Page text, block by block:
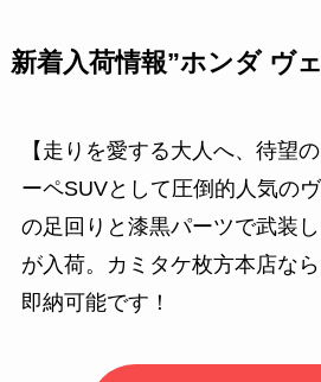
新着入荷情報”ホンダ ヴ
【走りを愛する大人へ、待望
ーペSUVとして圧倒的人気の
の足回りと漆黒パーツで武装
が入荷。カミタケ枚方本店な
即納可能です！